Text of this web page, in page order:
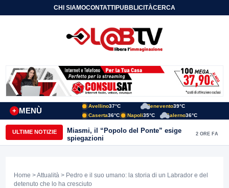
CHI SIAMOCONTATTIPUBBLICITÀCERCA
MENÙ
+
Avellino37°C Benevento39°C
Caserta36°C Napoli35°C Salerno36°C
ULTIME NOTIZIE
Miasmi, il “Popolo del Ponte” esige
spiegazioni
2 ORE FA
Home >Attualità > Pedro e il suo umano: la storia di un Labrador e del
detenuto che lo ha cresciuto